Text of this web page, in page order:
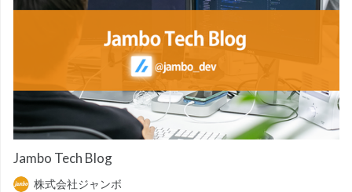
Jambo Tech Blog
株式会社ジャンボ